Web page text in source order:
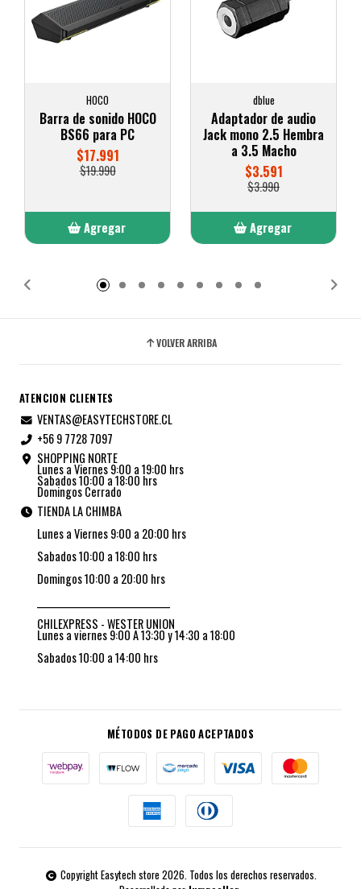
HOCO
Barra de sonido HOCO
BS66 para PC
$17.991
$19.990
Agregar
dblue
Adaptador de audio
Jack mono 2.5 Hembra
a 3.5 Macho
$3.591
$3.990
Agregar
VOLVER ARRIBA
ATENCION CLIENTES
VENTAS@EASYTECHSTORE.CL
+56 9 7728 7097
SHOPPING NORTE
Lunes a Viernes 9:00 a 19:00 hrs
Sabados 10:00 a 18:00 hrs
Domingos Cerrado
TIENDA LA CHIMBA
Lunes a Viernes 9:00 a 20:00 hrs
Sabados 10:00 a 18:00 hrs
Domingos 10:00 a 20:00 hrs
CHILEXPRESS - WESTER UNION
Lunes a viernes 9:00 A 13:30 y 14:30 a 18:00
Sabados 10:00 a 14:00 hrs
MÉTODOS DE PAGO ACEPTADOS
Copyright Easytech store 2026. Todos los derechos reservados.